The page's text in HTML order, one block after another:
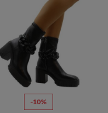
-10%